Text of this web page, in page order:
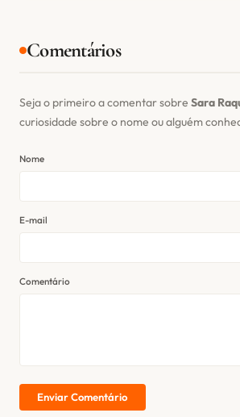
Comentários
Seja o primeiro a comentar sobre Sara
curiosidade sobre o nome ou alguém
Nome
E-mail
Comentário
Enviar Comentário